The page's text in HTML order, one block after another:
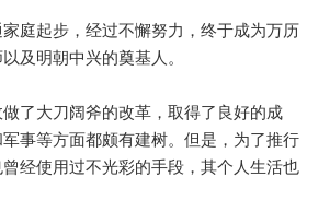
庭起步，经过不懈努力，终于成为万历
及明朝中兴的奠基人。
了大刀阔斧的改革，取得了良好的成
事等方面都颇有建树。但是，为了推行
经使用过不光彩的手段，其个人生活也